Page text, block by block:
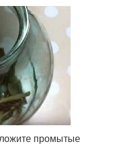
промытые